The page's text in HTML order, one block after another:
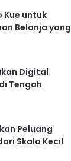
Kue untuk
Belanja yang
Digital
Tengah
Peluang
Skala Kecil